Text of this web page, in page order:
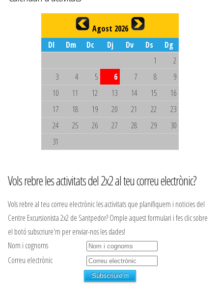
Agost 2026
Dl
Dm Dc Dj Dv Ds
Dg
1
2
3
4 5 6 7 8
9
10
11 12 13 14 15
16
17
18 19 20 21 22
23
24
25 26 27 28 29
30
31
Vols rebre les activitats del 2x2 al teu correu electrònic?
Vols rebre al teu correu electrònic les activitats que planifiquem i noticies del
Centre Excursionista 2x2 de Santpedor? Omple aquest formulari i fes clic sobre
el botó subscriure'm per enviar-nos les dades!
Nom i cognoms
Correu electrònic